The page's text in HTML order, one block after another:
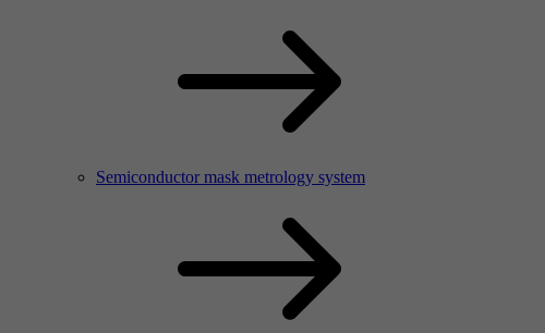
Semiconductor mask metrology system